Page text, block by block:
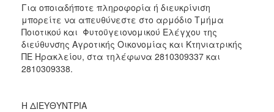
Για οποιαδήποτε πληροφορία ή διευκρίνιση
μπορείτε να απευθύνεστε στο αρμόδιο Τμήμα
Ποιοτικού και Φυτοϋγειονομικού Ελέγχου της
διεύθυνσης Αγροτικής Οικονομίας και Κτηνιατρικής
ΠΕ Ηρακλείου, στα τηλέφωνα 2810309337 και
2810309338.
Η ΔΙΕΥΘΥΝΤΡΙΑ